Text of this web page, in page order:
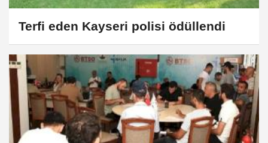
Terfi eden Kayseri polisi ödüllendi